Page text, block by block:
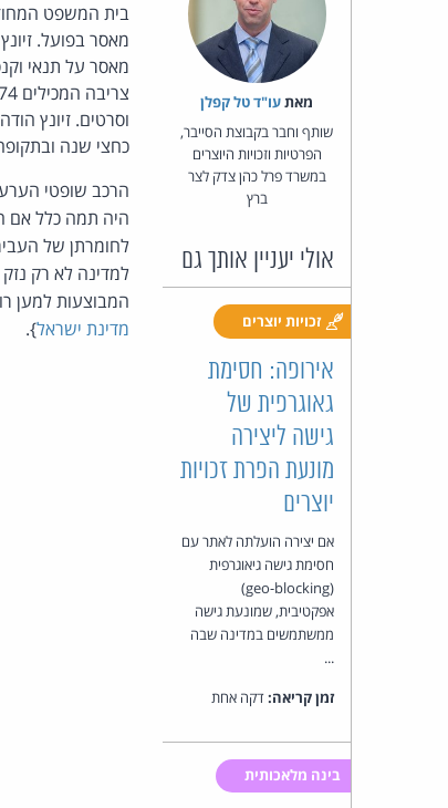
מאת‏עו"ד טל קפלן
שותף וחבר בקבוצת הסייבר,
הפרטיות וזכויות היוצרים
במשרד פרל כהן צדק לצר
ברץ
אולי יעניין אותך גם
זכויות יוצרים
אירופה: חסימת
גאוגרפית של
גישה ליצירה
מונעת הפרת זכויות
יוצרים
אם יצירה הועלתה לאתר עם
חסימת גישה גיאוגרפית
(geo-blocking)
אפקטיבית, שמונעת גישה
ממשתמשים במדינה שבה
...
זמן קריאה:דקה אחת
בינה מלאכותית
בית המשפט
מאסר בפועל.
וסרטים. זיונץ
כחצי שנה ובתקופה
הרכב שופטי
היה תמה כלל אם
לחומרתן של
למדינה לא רק
המבוצעות למען
מדינת ישראל}.